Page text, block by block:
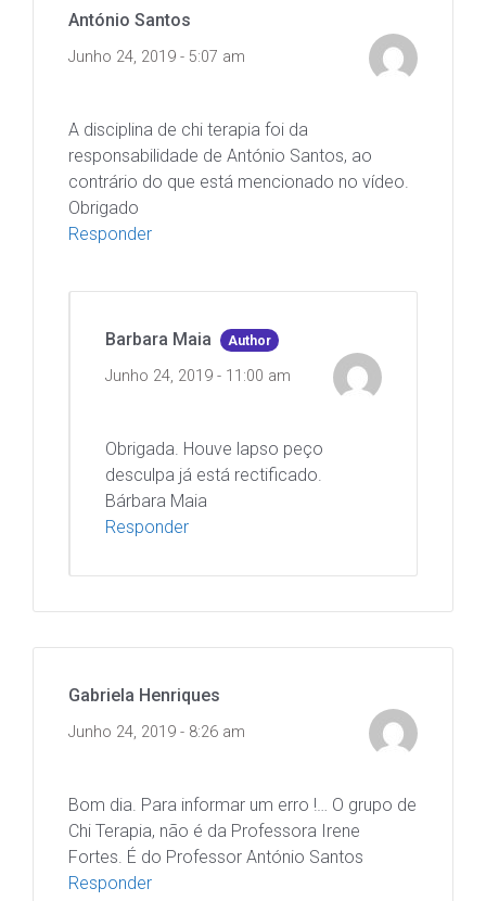
António Santos
Junho 24, 2019 - 5:07 am
A disciplina de chi terapia foi da
responsabilidade de António Santos, ao
contrário do que está mencionado no vídeo.
Obrigado
Responder
Barbara Maia Author
Junho 24, 2019 - 11:00 am
Obrigada. Houve lapso peço
desculpa já está rectificado.
Bárbara Maia
Responder
Gabriela Henriques
Junho 24, 2019 - 8:26 am
Bom dia. Para informar um erro !… O grupo de
Chi Terapia, não é da Professora Irene
Fortes. É do Professor António Santos
Responder